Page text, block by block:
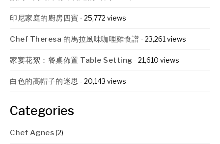
印尼家庭的廚房四寶 - 25,772 views
Chef Theresa 的馬拉風味咖哩雞食譜 - 23,261 views
家宴花絮：餐桌佈置 Table Setting - 21,610 views
白色的高帽子的迷思 - 20,143 views
Categories
Chef Agnes(2)